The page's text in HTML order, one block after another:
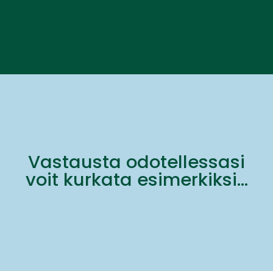
Vastausta odotellessasi
voit kurkata esimerkiksi...